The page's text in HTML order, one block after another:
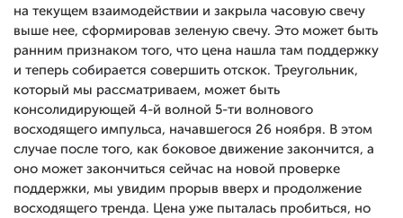
на текущем взаимодействии и закрыла часовую свечу
выше нее, сформировав зеленую свечу. Это может быть
ранним признаком того, что цена нашла там поддержку
и теперь собирается совершить отскок. Треугольник,
который мы рассматриваем, может быть
консолидирующей 4-й волной 5-ти волнового
восходящего импульса, начавшегося 26 ноября. В этом
случае после того, как боковое движение закончится, а
оно может закончиться сейчас на новой проверке
поддержки, мы увидим прорыв вверх и продолжение
восходящего тренда. Цена уже пыталась пробиться, но